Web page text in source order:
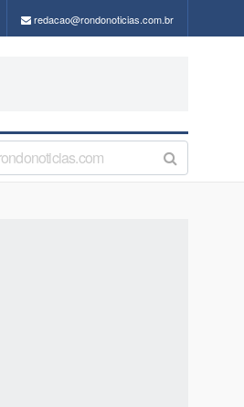
redacao@rondonoticias.com.br